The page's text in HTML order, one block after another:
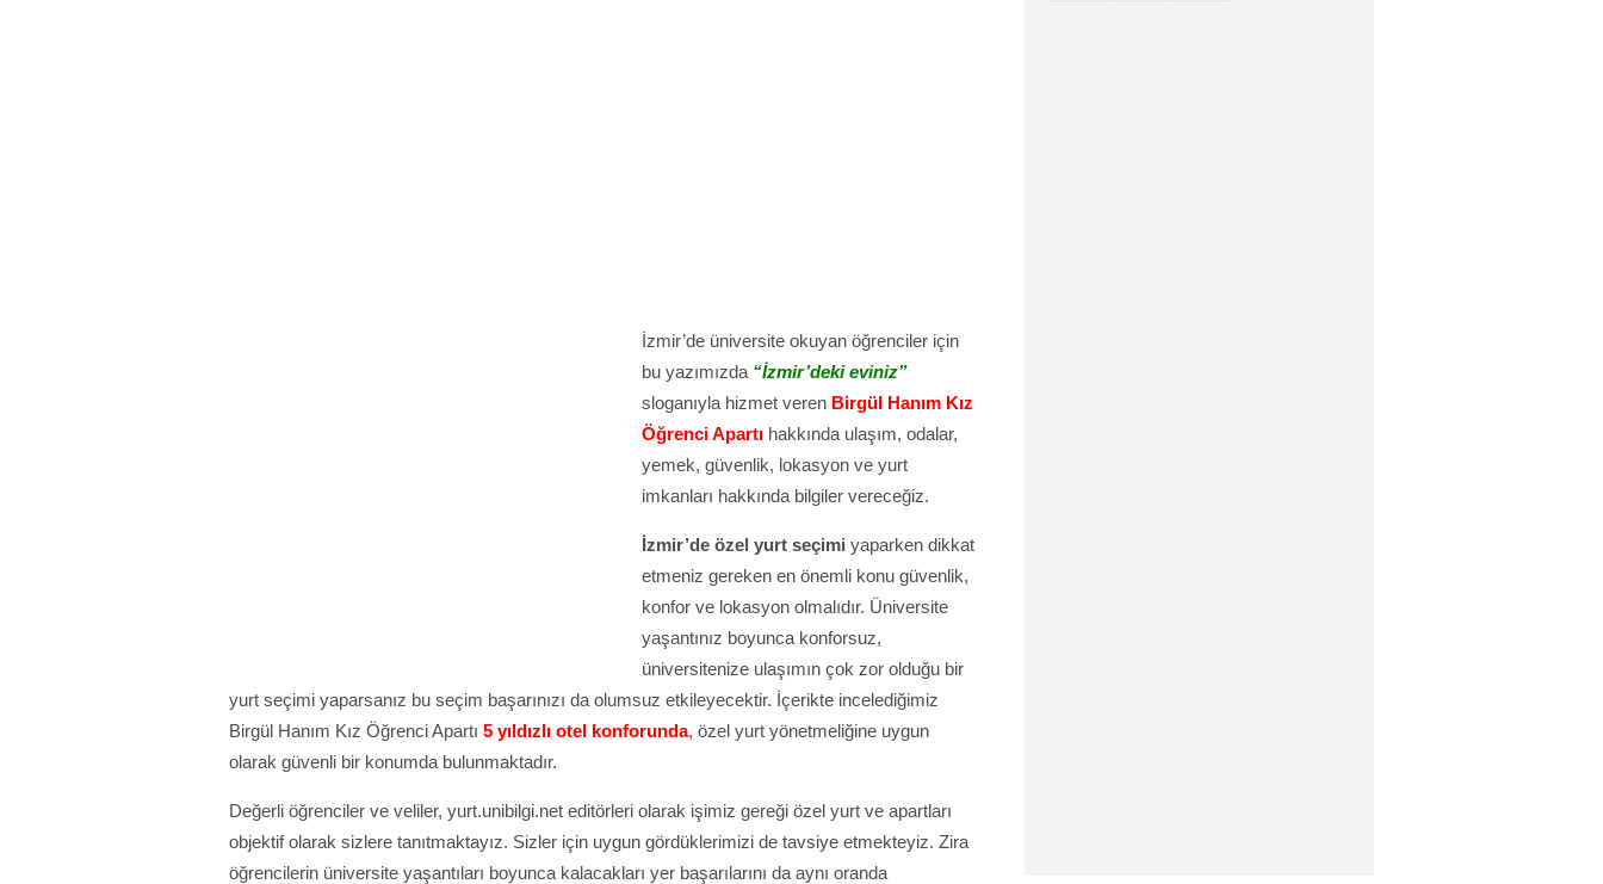
İzmir’de üniversite okuyan öğrenciler için
bu yazımızda “İzmir’deki eviniz”
sloganıyla hizmet veren Birgül Hanım Kız
Öğrenci Apartı hakkında ulaşım, odalar,
yemek, güvenlik, lokasyon ve yurt
imkanları hakkında bilgiler vereceğiz.
İzmir’de özel yurt seçimi yaparken dikkat
etmeniz gereken en önemli konu güvenlik,
konfor ve lokasyon olmalıdır. Üniversite
yaşantınız boyunca konforsuz,
üniversitenize ulaşımın çok zor olduğu bir
yurt seçimi yaparsanız bu seçim başarınızı da olumsuz etkileyecektir. İçerikte incelediğimiz
Birgül Hanım Kız Öğrenci Apartı 5 yıldızlı otel konforunda, özel yurt yönetmeliğine uygun
olarak güvenli bir konumda bulunmaktadır.
Değerli öğrenciler ve veliler, yurt.unibilgi.net editörleri olarak işimiz gereği özel yurt ve apartları
objektif olarak sizlere tanıtmaktayız. Sizler için uygun gördüklerimizi de tavsiye etmekteyiz. Zira
öğrencilerin üniversite yaşantıları boyunca kalacakları yer başarılarını da aynı oranda